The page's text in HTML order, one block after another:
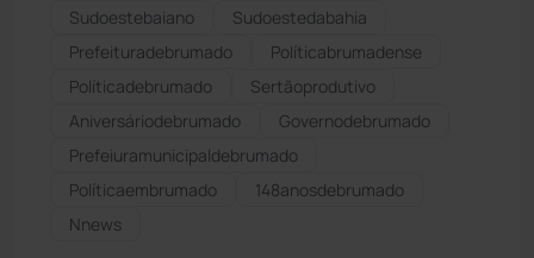
Sudoestebaiano
Sudoestedabahia
Prefeituradebrumado
Políticabrumadense
Políticadebrumado
Sertãoprodutivo
Aniversáriodebrumado
Governodebrumado
Prefeiuramunicipaldebrumado
Políticaembrumado
148anosdebrumado
Nnews